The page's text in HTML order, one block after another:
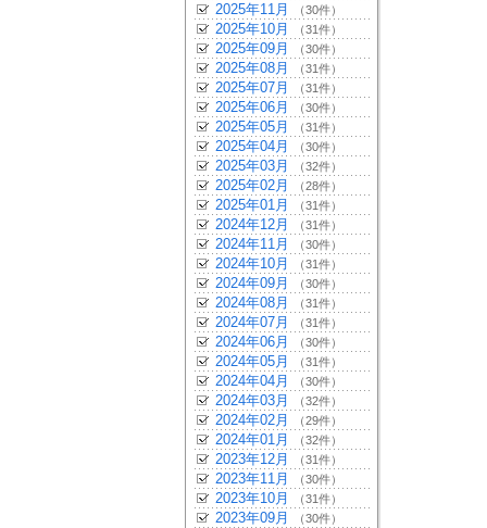
2025年11月 （30件）
2025年10月 （31件）
2025年09月 （30件）
2025年08月 （31件）
2025年07月 （31件）
2025年06月 （30件）
2025年05月 （31件）
2025年04月 （30件）
2025年03月 （32件）
2025年02月 （28件）
2025年01月 （31件）
2024年12月 （31件）
2024年11月 （30件）
2024年10月 （31件）
2024年09月 （30件）
2024年08月 （31件）
2024年07月 （31件）
2024年06月 （30件）
2024年05月 （31件）
2024年04月 （30件）
2024年03月 （32件）
2024年02月 （29件）
2024年01月 （32件）
2023年12月 （31件）
2023年11月 （30件）
2023年10月 （31件）
2023年09月 （30件）